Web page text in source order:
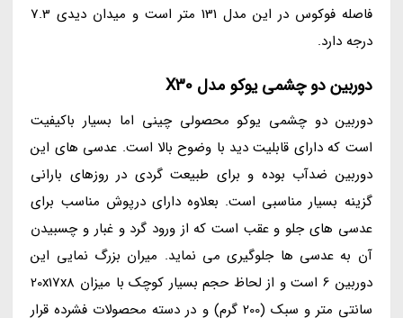
فاصله فوکوس در این مدل 131 متر است و میدان دیدی 7.3
درجه دارد.
دوربین دو چشمی یوکو مدل X30
دوربین دو چشمی یوکو محصولی چینی اما بسیار باکیفیت
است که دارای قابلیت دید با وضوح بالا است. عدسی های این
دوربین ضدآب بوده و برای طبیعت گردی در روزهای بارانی
گزینه بسیار مناسبی است. بعلاوه دارای درپوش مناسب برای
عدسی های جلو و عقب است که از ورود گرد و غبار و چسبیدن
آن به عدسی ها جلوگیری می نماید. میران بزرگ نمایی این
دوربین 6 است و از لحاظ حجم بسیار کوچک با میزان 20x17x8
سانتی متر و سبک (200 گرم) و در دسته محصولات فشرده قرار